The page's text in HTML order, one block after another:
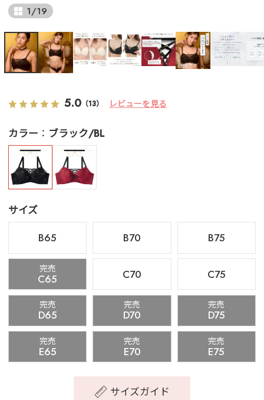
1/19
5.0 （13） レビューを見る
カラー ブラック/BL
サイズ
B65
B70 B75
完売
C65 C70 C75
完売
D65
完売
D70
完売
D75
完売
E65
完売
E70
完売
E75
サイズガイド